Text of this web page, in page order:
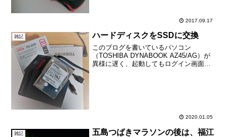
2017.09.17
雑記 ハードディスクをSSDに交換
このブログを書いているパソコン
（TOSHIBA DYNABOOK AZ45/AG）が
異様に遅く、起動してもログイン画面が
2020.01.05
雑記
五島つばきマラソンの後は、福江